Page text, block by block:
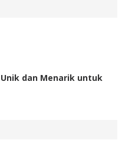
dan Menarik untuk